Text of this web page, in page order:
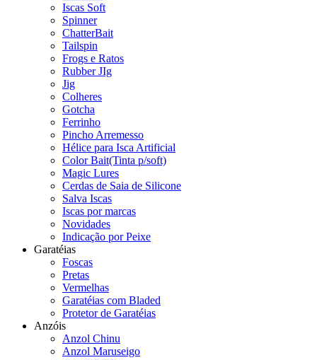
Iscas Soft
Spinner
ChatterBait
Tailspin
Frogs e Ratos
Rubber JIg
Jig
Colheres
Gotcha
Ferrinho
Pincho Arremesso
Hélice para Isca Artificial
Color Bait(Tinta p/soft)
Magic Lures
Cerdas de Saia de Silicone
Salva Iscas
Iscas por marcas
Novidades
Indicação por Peixe
Garatéias
Foscas
Pretas
Vermelhas
Garatéias com Bladed
Protetor de Garatéias
Anzóis
Anzol Chinu
Anzol Maruseigo